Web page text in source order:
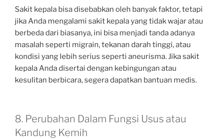
Sakit kepala bisa disebabkan oleh banyak faktor, tetapi
jika Anda mengalami sakit kepala yang tidak wajar atau
berbeda dari biasanya, ini bisa menjadi tanda adanya
masalah seperti migrain, tekanan darah tinggi, atau
kondisi yang lebih serius seperti aneurisma. Jika sakit
kepala Anda disertai dengan kebingungan atau
kesulitan berbicara, segera dapatkan bantuan medis.
8. Perubahan Dalam Fungsi Usus atau
Kandung Kemih